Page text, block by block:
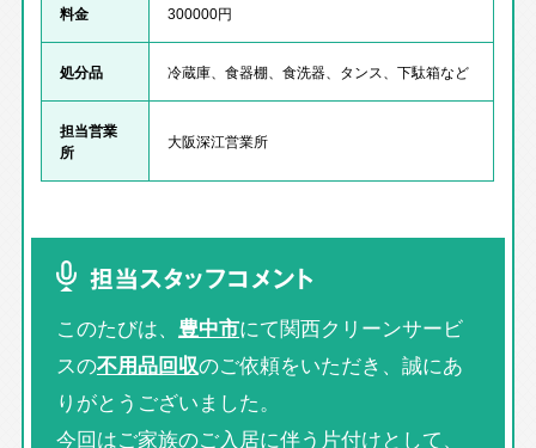
料金 300000円
処分品 冷蔵庫、食器棚、食洗器、タンス、下駄箱など
担当営業
所
大阪深江営業所
担当スタッフコメント
このたびは、 豊中市にて関西クリーンサービ
スの不用品回収のご依頼をいただき、誠にあ
りがとうございました。
今回はご家族のご入居に伴う片付けとして、